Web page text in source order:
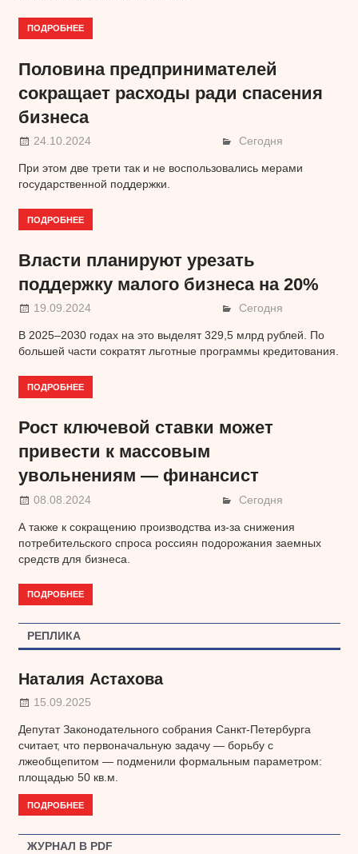
ПОДРОБНЕЕ
Половина предпринимателей
сокращает расходы ради спасения
бизнеса
24.10.2024 Сегодня
При этом две трети так и не воспользовались мерами
государственной поддержки.
ПОДРОБНЕЕ
Власти планируют урезать
поддержку малого бизнеса на 20%
19.09.2024 Сегодня
В 2025–2030 годах на это выделят 329,5 млрд рублей. По
большей части сократят льготные программы кредитования.
ПОДРОБНЕЕ
Рост ключевой ставки может
привести к массовым
увольнениям — финансист
08.08.2024 Сегодня
А также к сокращению производства из-за снижения
потребительского спроса россиян подорожания заемных
средств для бизнеса.
ПОДРОБНЕЕ
РЕПЛИКА
Наталия Астахова
15.09.2025
Депутат Законодательного собрания Санкт-Петербурга
считает, что первоначальную задачу — борьбу с
лжеобщепитом — подменили формальным параметром:
площадью 50 кв.м.
ПОДРОБНЕЕ
ЖУРНАЛ В PDF